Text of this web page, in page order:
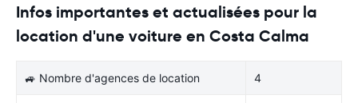
Infos importantes et actualisées pour la
location d'une voiture en Costa Calma
🚙 Nombre d'agences de location 4